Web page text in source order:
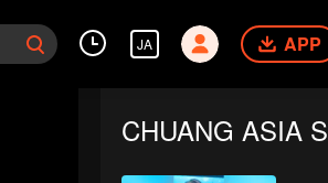
JA APP
CHUANG ASIA